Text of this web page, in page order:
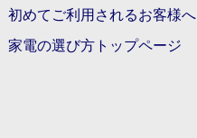
初めてご利用されるお客様へ
家電の選び方トップページ